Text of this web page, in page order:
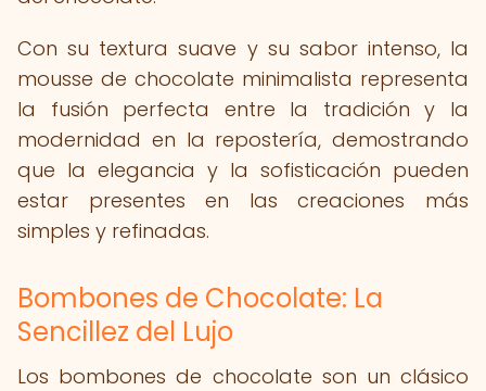
Con su textura suave y su sabor intenso, la
mousse de chocolate minimalista representa
la fusión perfecta entre la tradición y la
modernidad en la repostería, demostrando
que la elegancia y la sofisticación pueden
estar presentes en las creaciones más
simples y refinadas.
Bombones de Chocolate: La
Sencillez del Lujo
Los bombones de chocolate son un clásico